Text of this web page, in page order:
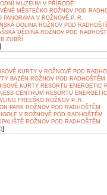
MUZEUM V PŘÍRODĚ
MĚSTEČKO ROŽNOV POD
PANORAMA V ROŽNOVĚ P. R.
DOLINA ROŽNOV POD
DĚDINA ROŽNOV POD
ZUBŘÍ
KURTY V ROŽNOVĚ POD
BAZÉN ROŽNOV POD RADHOŠTĚM
KURTY RESORTU ENERGETIC
CENTRUM RESORTU
FREEŠKO ROŽNOV P. R.
PARK ROŽNOV POD RADHOŠTĚM
V ROŽNOVĚ POD RADHOŠTĚM
ROŽNOV POD RADHOŠTĚM
]